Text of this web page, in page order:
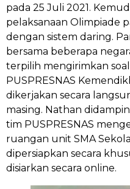
pada 25 Juli 2021.
pelaksanaan Olimpiade
dengan sistem daring.
bersama beberapa
terpilih mengirimkan
PUSPRESNAS
dikerjakan secara
masing. Nathan
tim PUSPRESNAS
ruangan unit SMA
dipersiapkan secara
disiarkan secara online.